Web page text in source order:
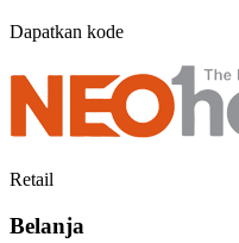
Dapatkan kode
Retail
Belanja